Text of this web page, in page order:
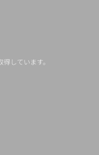
しています。